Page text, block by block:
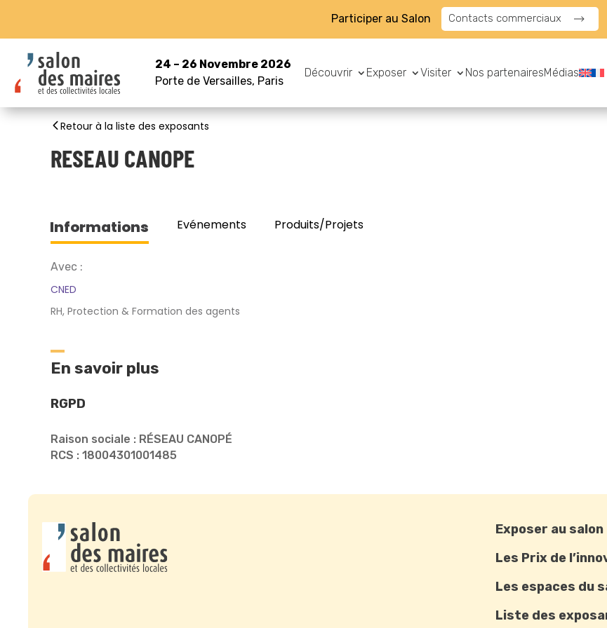
Participer au Salon Contacts commerciaux
24 – 26 Novembre 2026
Porte de Versailles, Paris
Découvrir Exposer Visiter Nos partenairesMédias
Retour à la liste des exposants
RESEAU CANOPE
Informations Evénements Produits/Projets
Avec :
CNED
RH, Protection & Formation des agents
En savoir plus
RGPD
Raison sociale : RÉSEAU CANOPÉ
RCS : 18004301001485
Exposer au salon
Les Prix de
Les espaces du
Liste des